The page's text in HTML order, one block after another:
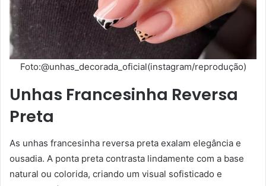
Foto:@unhas_decorada_oficial(instagram/reprodução)
Unhas Francesinha Reversa
Preta
As unhas francesinha reversa preta exalam elegância e
ousadia. A ponta preta contrasta lindamente com a base
natural ou colorida, criando um visual sofisticado e